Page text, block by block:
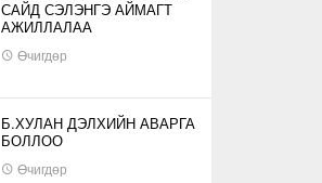
САЙД СЭЛЭНГЭ АЙМАГТ
АЖИЛЛАЛАА
Өчигдөр
Б.ХУЛАН ДЭЛХИЙН АВАРГА
БОЛЛОО
Өчигдөр